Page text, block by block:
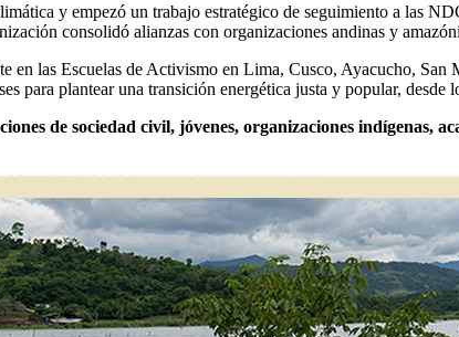
y empezó un trabajo estratégico de seguimiento a las
consolidó alianzas con organizaciones andinas y
en las Escuelas de Activismo en Lima, Cusco, Ayacucho,
para plantear una transición energética justa y popular,
de sociedad civil, jóvenes, organizaciones indígenas,